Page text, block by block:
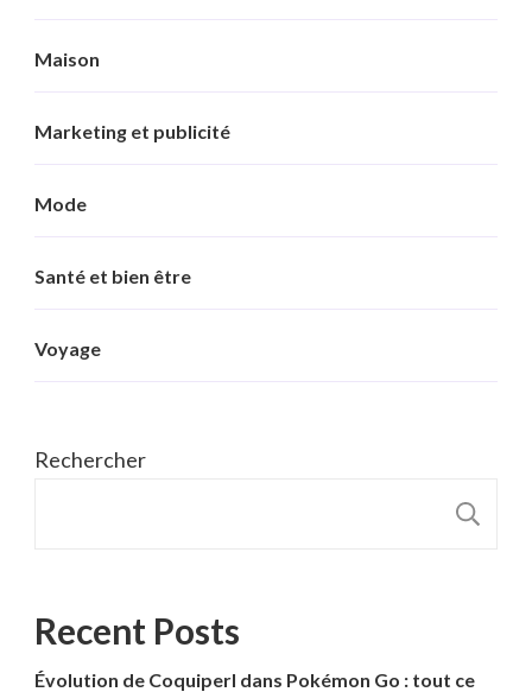
Maison
Marketing et publicité
Mode
Santé et bien être
Voyage
Rechercher
Recent Posts
Évolution de Coquiperl dans Pokémon Go : tout ce